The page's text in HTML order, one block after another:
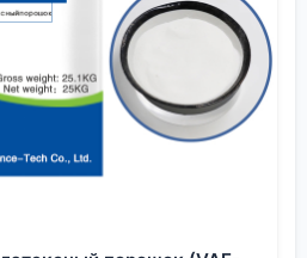
безопасности. И
была практика
запросами, как у
Шэньян
о сотрудничестве с более
разных сферах. Это
признак: они должны были